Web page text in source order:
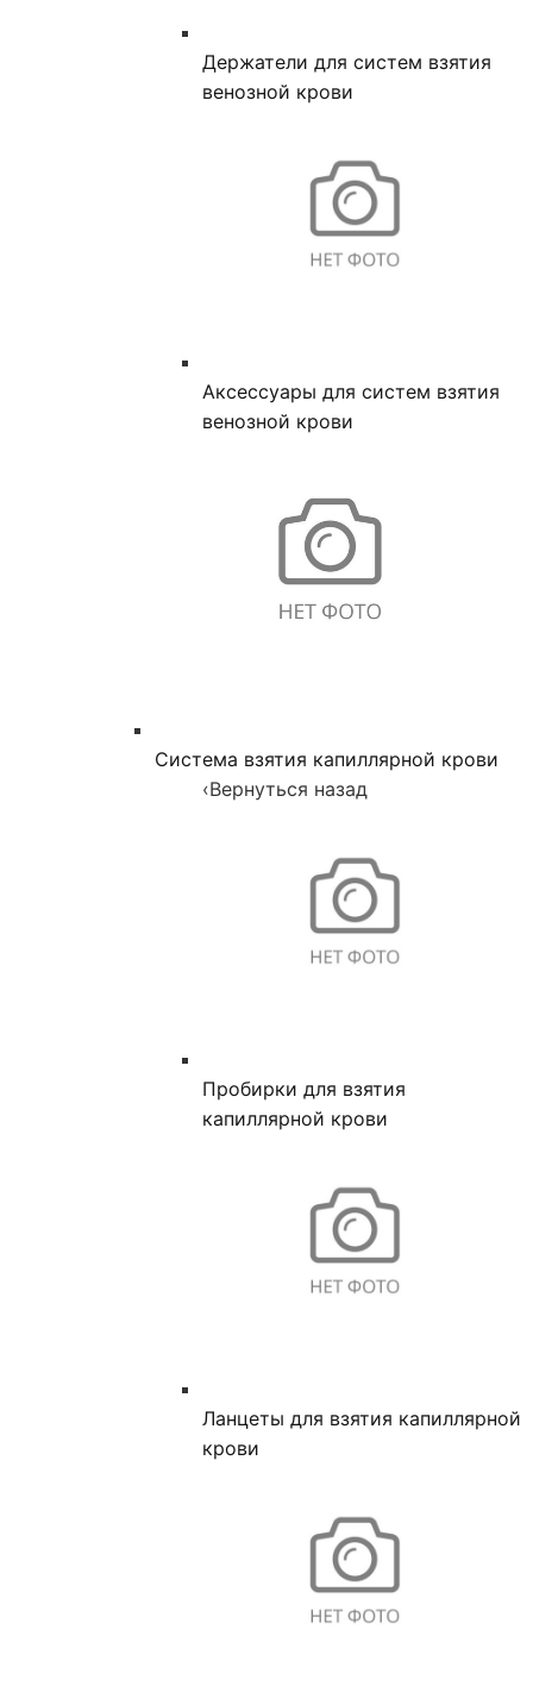
Держатели для систем взятия
венозной крови
Аксессуары для систем взятия
венозной крови
Система взятия капиллярной крови
‹Вернуться назад
Пробирки для взятия
капиллярной крови
Ланцеты для взятия капиллярной
крови